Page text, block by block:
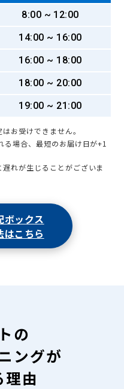
8:00 ~ 12:00
14:00 ~ 16:00
16:00 ~ 18:00
18:00 ~ 20:00
19:00 ~ 21:00
お受けできません。
場合、最短のお届け日が+1
れが生じることがございま
ボックス
はこちら
の
ングが
由